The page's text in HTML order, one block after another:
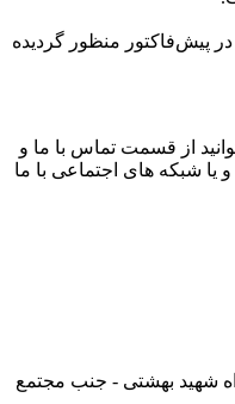
پیش‌­فاکتور منظور گرديده
از قسمت تماس با ما و
شبکه های اجتماعی با ما
شهید بهشتی - جنب مجتمع